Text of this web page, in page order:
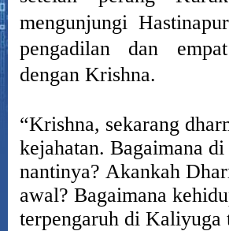
mengunjungi
pengadilan dan
dengan Krishna.
“Krishna, sekarang
kejahatan. Bagaimana
nantinya? Akankah
awal? Bagaimana
terpengaruh di